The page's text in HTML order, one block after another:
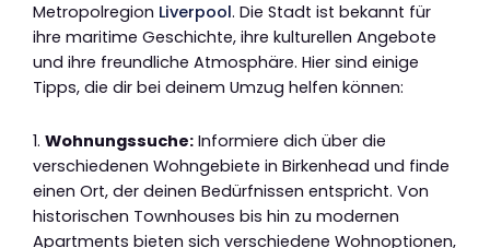
Metropolregion Liverpool. Die Stadt ist bekannt für
ihre maritime Geschichte, ihre kulturellen Angebote
und ihre freundliche Atmosphäre. Hier sind einige
Tipps, die dir bei deinem Umzug helfen können:
1. Wohnungssuche: Informiere dich über die
verschiedenen Wohngebiete in Birkenhead und finde
einen Ort, der deinen Bedürfnissen entspricht. Von
historischen Townhouses bis hin zu modernen
Apartments bieten sich verschiedene Wohnoptionen,